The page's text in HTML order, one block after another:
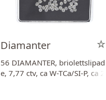
Diamanter
56 DIAMANTER, briolettslipad
e, 7,77 ctv, ca W-TCa/SI-P, ca 2,